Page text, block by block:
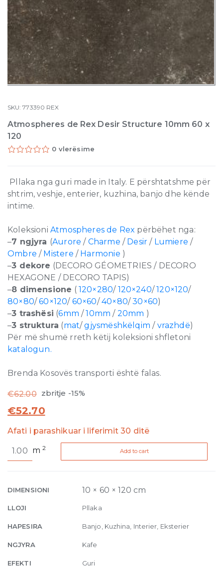
SKU:773390 REX
Atmospheres de Rex Desir Structure 10mm 60 x
120
0 vlerësime
Pllaka nga guri made in Italy. E përshtatshme për
shtrim, veshje, enterier, kuzhina, banjo dhe kënde
intime.
Koleksioni Atmospheres de Rex përbëhet nga:
–7 ngjyra (Aurore / Charme / Desir / Lumiere /
Ombre / Mistere / Harmonie )
–3 dekore (DECORO GÉOMETRIES / DECORO
HEXAGONE / DECORO TAPIS)
–8 dimensione ( 120×280/ 120×240/120×120/
80×80/60×120/ 60×60/40×80/30×60)
–3 trashësi (6mm/10mm / 20mm )
–3 struktura (mat/gjysmëshkëlqim/ vrazhdë)
Për më shumë rreth këtij koleksioni shfletoni
katalogun.
Brenda Kosovës transporti është falas.
€62.00 zbritje -15%
€52.70
Afati i parashikuar i liferimit 30 ditë
de
Structure
60
x
quantity
m2 Add to cart
DIMENSIONI 10 × 60 × 120 cm
LLOJI Pllaka
HAPESIRA Banjo, Kuzhina, Interier, Eksterier
NGJYRA Kafe
EFEKTI Guri